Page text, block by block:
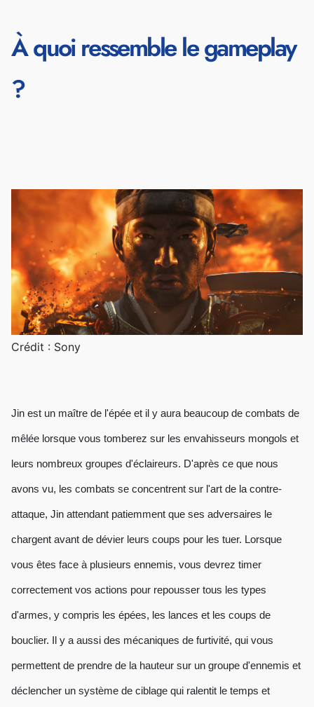
À quoi ressemble le gameplay
?
Crédit : Sony
Jin est un maître de l'épée et il y aura beaucoup de combats de
mêlée lorsque vous tomberez sur les envahisseurs mongols et
leurs nombreux groupes d'éclaireurs. D'après ce que nous
avons vu, les combats se concentrent sur l'art de la contre-
attaque, Jin attendant patiemment que ses adversaires le
chargent avant de dévier leurs coups pour les tuer. Lorsque
vous êtes face à plusieurs ennemis, vous devrez timer
correctement vos actions pour repousser tous les types
d'armes, y compris les épées, les lances et les coups de
bouclier. Il y a aussi des mécaniques de furtivité, qui vous
permettent de prendre de la hauteur sur un groupe d'ennemis et
déclencher un système de ciblage qui ralentit le temps et